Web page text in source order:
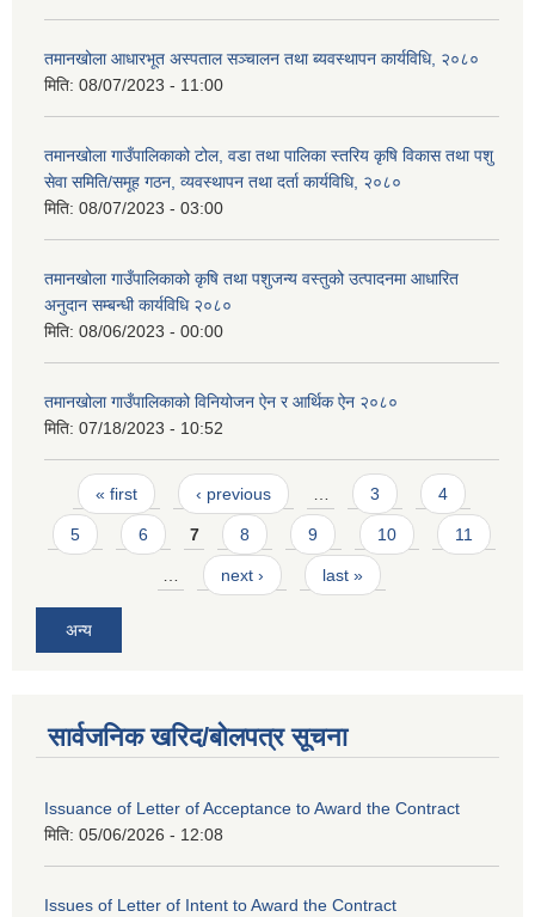
तमानखोला आधारभूत अस्पताल सञ्चालन तथा ब्यवस्थापन कार्यविधि, २०८०
मिति: 08/07/2023 - 11:00
तमानखोला गाउँपालिकाको टोल, वडा तथा पालिका स्तरिय कृषि विकास तथा पशु
सेवा समिति/समूह गठन, व्‍यवस्थापन तथा दर्ता कार्यविधि, २०८०
मिति: 08/07/2023 - 03:00
तमानखोला गाउँपालिकाको कृषि तथा पशुजन्य वस्तुको उत्पादनमा आधारित
अनुदान सम्बन्धी कार्यविधि २०८०
मिति: 08/06/2023 - 00:00
तमानखोला गाउँपालिकाको विनियोजन ऐन र आर्थिक ऐन २०८०
मिति: 07/18/2023 - 10:52
Pages
« first ‹ previous 3 4
5 6 7 8 9 10 11
next › last »
अन्य
सार्वजनिक खरिद/बोलपत्र सूचना
Issuance of Letter of Acceptance to Award the Contract
मिति: 05/06/2026 - 12:08
Issues of Letter of Intent to Award the Contract